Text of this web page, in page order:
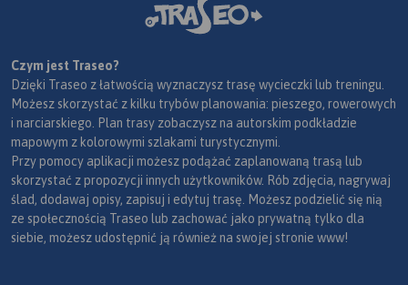
Czym jest Traseo?
Dzięki Traseo z łatwością wyznaczysz trasę wycieczki lub treningu.
Możesz skorzystać z kilku trybów planowania: pieszego, rowerowych
i narciarskiego. Plan trasy zobaczysz na autorskim podkładzie
mapowym z kolorowymi szlakami turystycznymi.
Przy pomocy aplikacji możesz podążać zaplanowaną trasą lub
skorzystać z propozycji innych użytkowników. Rób zdjęcia, nagrywaj
ślad, dodawaj opisy, zapisuj i edytuj trasę. Możesz podzielić się nią
ze społecznością Traseo lub zachować jako prywatną tylko dla
siebie, możesz udostępnić ją również na swojej stronie www!